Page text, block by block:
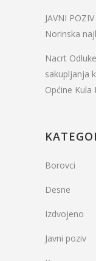
JAVNI
Norinska
Nacrt
sakupljanja
Općine Kula
Borovci
Desne
Izdvojeno
Javni poziv